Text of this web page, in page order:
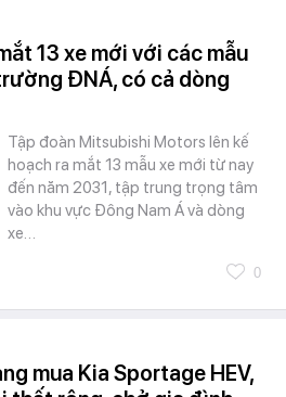
13 xe mới với các mẫu
ĐNÁ, có cả dòng
Tập đoàn Mitsubishi Motors lên kế
hoạch ra mắt 13 mẫu xe mới từ nay
đến năm 2031, tập trung trọng tâm
vào khu vực Đông Nam Á và dòng
xe…
0
mua Kia Sportage HEV,